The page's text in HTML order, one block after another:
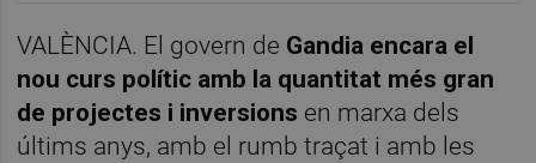
VALÈNCIA. El govern de Gandia encara el
nou curs polític amb la quantitat més gran
de projectes i inversions en marxa dels
últims anys, amb el rumb traçat i amb les